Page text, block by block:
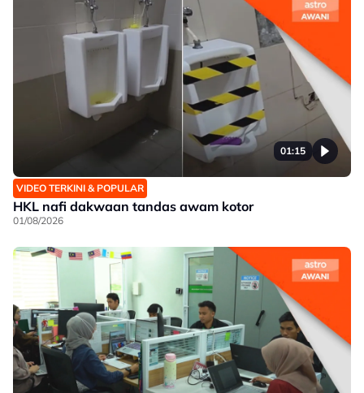
01:15
VIDEO TERKINI & POPULAR
HKL nafi dakwaan tandas awam kotor
01/08/2026